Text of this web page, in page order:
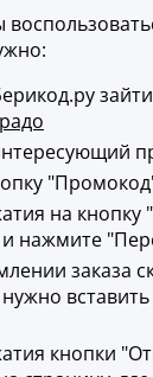
на
нажмите
заказа
кнопки